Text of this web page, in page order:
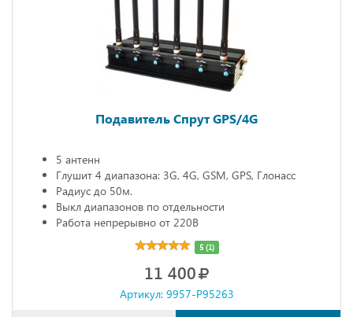
Подавитель Спрут GPS/4G
5 антенн
Глушит 4 диапазона: 3G, 4G, GSM, GPS, Глонасс
Радиус до 50м.
Выкл диапазонов по отдельности
Работа непрерывно от 220В
5 (1)
11 400
Артикул: 9957-P95263